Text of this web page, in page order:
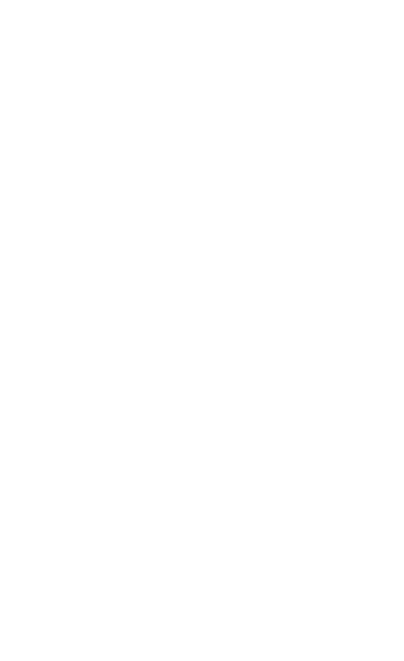
き作成されるも
御機器販売店・
にご登録され
です。
ありません。
です。
ず変更すること
) : 1000ppm、
ない年数を意
要な手段を講じ
これらの製造装
ムロン制御